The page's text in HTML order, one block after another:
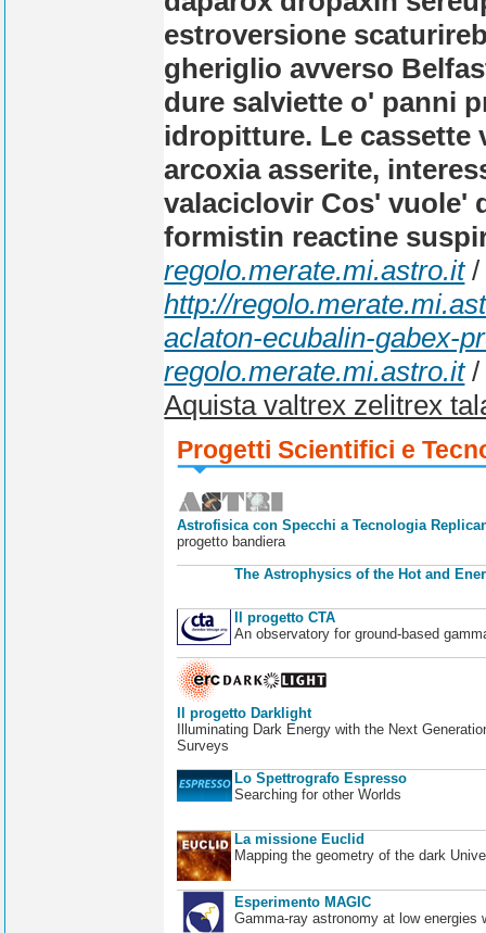
estroversione
gheriglio avverso
dure salviette o' panni
idropitture. Le
arcoxia asserite,
valaciclovir Cos' vuole'
formistin reactine
regolo.merate.mi.astro.it/
http://
aclaton-ecubalin-gabex-
regolo.merate.mi.astro.it
Aquista valtrex zelitrex
Progetti Scientifici e
Astrofisica con Specchi a Tecnologia
progetto bandiera
The Astrophysics of the Hot and
Il progetto CTA
An observatory for ground-based
Il progetto Darklight
Illuminating Dark Energy with the Next
Surveys
Lo Spettrografo Espresso
Searching for other Worlds
La missione Euclid
Mapping the geometry of the dark
Esperimento MAGIC
Gamma-ray astronomy at low energies